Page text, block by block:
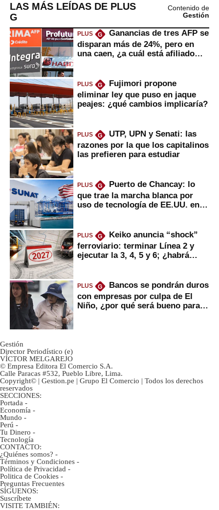
LAS MÁS LEÍDAS DE PLUS
G
Contenido de
Gestión
PLUS G
Ganancias de tres AFP se
disparan más de 24%, pero en
una caen, ¿a cuál está afiliado
PLUS G
Fujimori propone
eliminar ley que puso en jaque
peajes: ¿qué cambios implicaría?
PLUS G
UTP, UPN y Senati: las
razones por la que los capitalinos
las prefieren para estudiar
PLUS G
Puerto de Chancay: lo
que trae la marcha blanca por
uso de tecnología de EE.UU. en
PLUS G
Keiko anuncia “shock”
ferroviario: terminar Línea 2 y
ejecutar la 3, 4, 5 y 6; ¿habrá
PLUS G
Bancos se pondrán duros
con empresas por culpa de El
Niño, ¿por qué será bueno para
Gestión
Director Periodístico (e)
VÍCTOR MELGAREJO
© Empresa Editora El Comercio S.A.
Calle Paracas #532, Pueblo Libre, Lima.
Copyright© | Gestion.pe | Grupo El Comercio | Todos los derechos
reservados
SECCIONES:
Portada -
Economía -
Mundo -
Perú -
Tu Dinero -
Tecnología
CONTACTO:
¿Quiénes somos? -
Términos y Condiciones -
Política de Privacidad -
Politica de Cookies -
Preguntas Frecuentes
SÍGUENOS:
Suscríbete
VISITE TAMBIÉN: